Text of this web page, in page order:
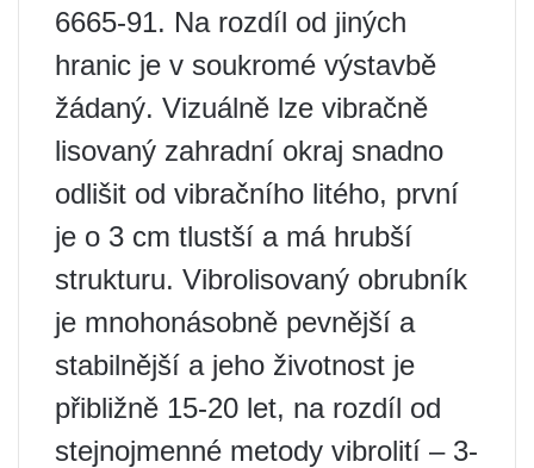
6665-91. Na rozdíl od jiných
hranic je v soukromé výstavbě
žádaný. Vizuálně lze vibračně
lisovaný zahradní okraj snadno
odlišit od vibračního litého, první
je o 3 cm tlustší a má hrubší
strukturu. Vibrolisovaný obrubník
je mnohonásobně pevnější a
stabilnější a jeho životnost je
přibližně 15-20 let, na rozdíl od
stejnojmenné metody vibrolití – 3-